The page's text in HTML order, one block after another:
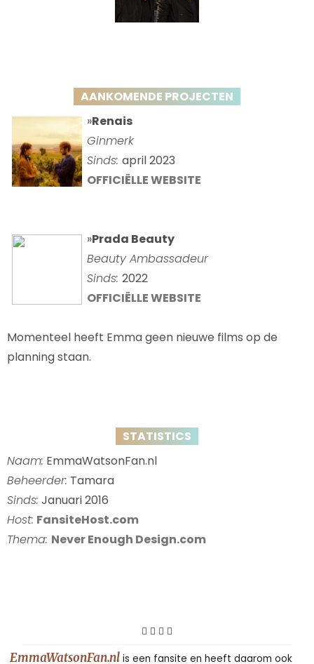
AANKOMENDE PROJECTEN
»Renais
Ginmerk
Sinds: april 2023
OFFICIËLLE WEBSITE
»Prada Beauty
Beauty Ambassadeur
Sinds: 2022
OFFICIËLLE WEBSITE
Momenteel heeft Emma geen nieuwe films op de
planning staan.
STATISTICS
Naam: EmmaWatsonFan.nl
Beheerder: Tamara
Sinds: Januari 2016
Host: FansiteHost.com
Thema: Never Enough Design.com
EmmaWatsonFan.nl is een fansite en heeft daarom ook